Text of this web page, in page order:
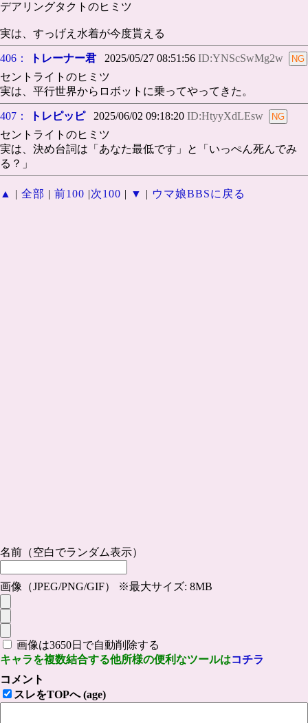
デアリングタクトのヒミツ
実は、すっげえ水着が今度貰える
406： トレーナー君 2025/05/27 08:51:56 ID:YNScSwMg2w
セントライトのヒミツ
実は、平行世界からロボットに乗ってやってきた。
407： トレピッピ2025/06/02 09:18:20 ID:HtyyXdLEsw
セントライトのヒミツ
実は、決め台詞は「あなた最低です」と「いっぺん死んでみ
る？」
▲ | 全部 | 前100 |次100 | ▼ | ウマ娘BBSに戻る
名前（空白でランダム表示）
画像（JPEG/PNG/GIF） ※最大サイズ: 8MB
画像は3650日で自動削除する
キャラを複数結合する他所様の便利なツールはコチラ
コメント
スレをTOPへ (age)